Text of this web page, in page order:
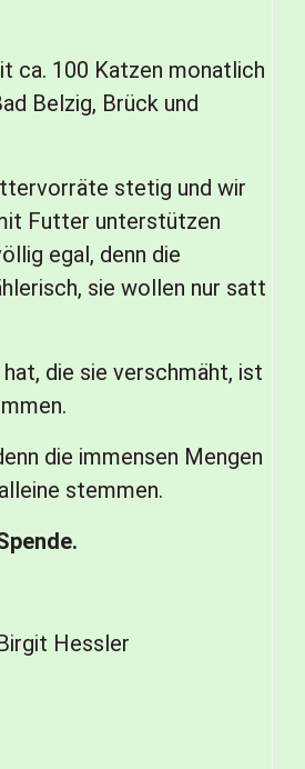
ca. 100 Katzen monatlich
Belzig, Brück und
stetig und wir
Futter unterstützen
egal, denn die
sie wollen nur satt
die sie verschmäht, ist
die immensen Mengen
stemmen.
Hessler